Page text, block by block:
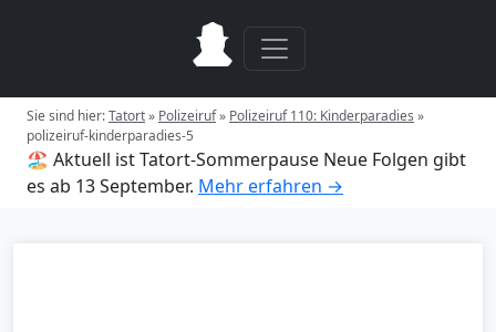
Sie sind hier:Tatort» Polizeiruf» Polizeiruf 110: Kinderparadies »
polizeiruf-kinderparadies-5
🏖️ Aktuell ist Tatort-Sommerpause Neue Folgen gibt
es ab 13 September. Mehr erfahren →